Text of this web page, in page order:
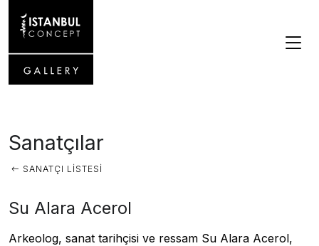
Sanatçılar
SANATÇI LISTESI
Su Alara Acerol
Arkeolog, sanat tarihçisi ve ressam Su Alara Acerol,